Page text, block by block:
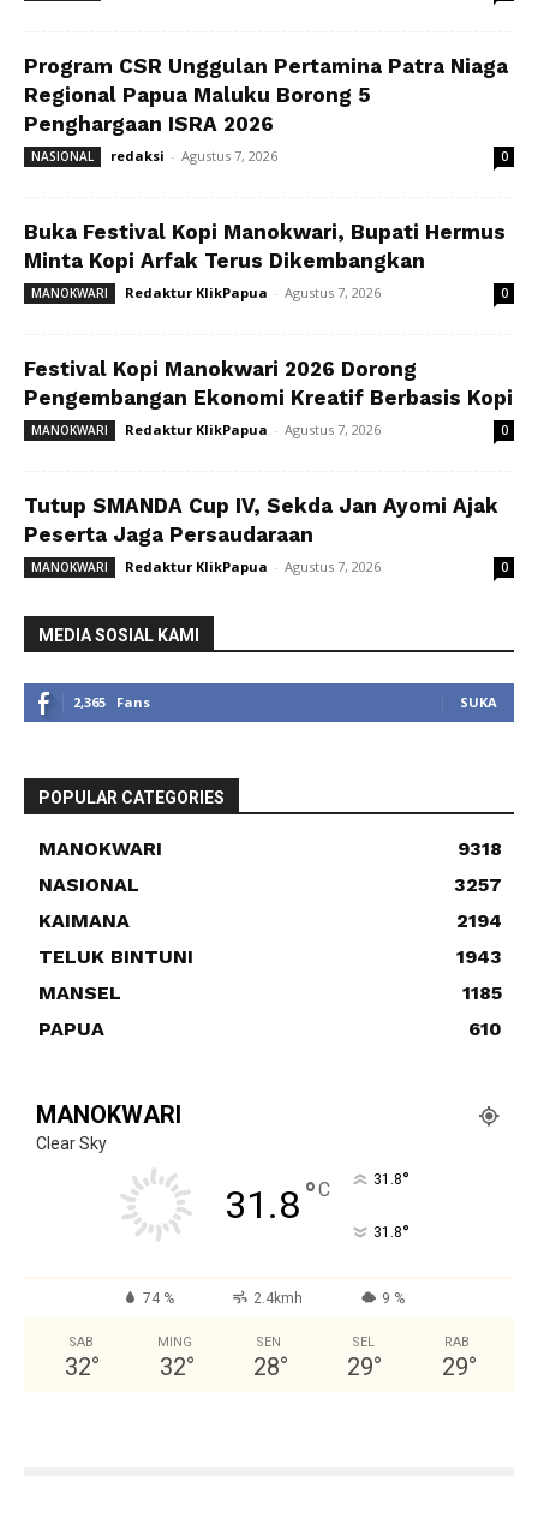
Program CSR Unggulan Pertamina Patra Niaga
Regional Papua Maluku Borong 5
Penghargaan ISRA 2026
NASIONAL redaksi - Agustus 7, 2026 0
Buka Festival Kopi Manokwari, Bupati Hermus
Minta Kopi Arfak Terus Dikembangkan
MANOKWARI Redaktur KlikPapua - Agustus 7, 2026 0
Festival Kopi Manokwari 2026 Dorong
Pengembangan Ekonomi Kreatif Berbasis Kopi
MANOKWARI Redaktur KlikPapua - Agustus 7, 2026 0
Tutup SMANDA Cup IV, Sekda Jan Ayomi Ajak
Peserta Jaga Persaudaraan
MANOKWARI Redaktur KlikPapua - Agustus 7, 2026 0
MEDIA SOSIAL KAMI
2,365 Fans SUKA
POPULAR CATEGORIES
MANOKWARI
9318
NASIONAL
3257
KAIMANA
2194
TELUK BINTUNI
1943
MANSEL
1185
PAPUA
610
MANOKWARI
Clear Sky
31.8°C 31.8°
31.8°
74 % 2.4kmh 9 %
SAB
32°
MING
32°
SEN
28°
SEL
29°
RAB
29°